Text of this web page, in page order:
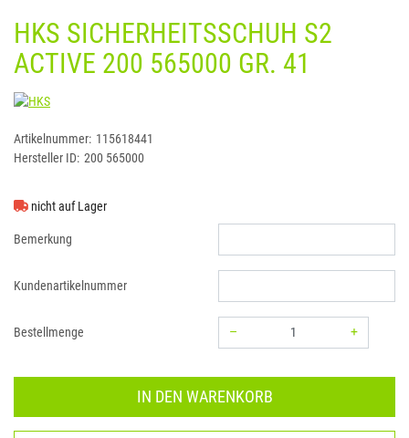
HKS SICHERHEITSSCHUH S2
ACTIVE 200 565000 GR. 41
HKS
Artikelnummer: 115618441
Hersteller ID: 200 565000
nicht auf Lager
Bemerkung
Kundenartikelnummer
Bestellmenge –
+
IN DEN WARENKORB